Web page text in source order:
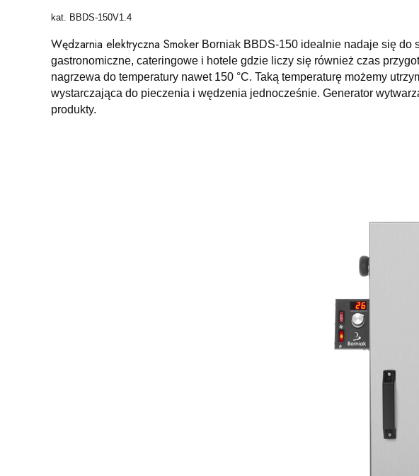
kat. BBDS-150V1.4
Wędzarnia elektryczna Smoker Borniak BBDS-150 idealnie nadaje się do
gastronomiczne, cateringowe i hotele gdzie liczy się również czas
nagrzewa do temperatury nawet 150 °C. Taką temperaturę możemy
wystarczająca do pieczenia i wędzenia jednocześnie. Generator
produkty.